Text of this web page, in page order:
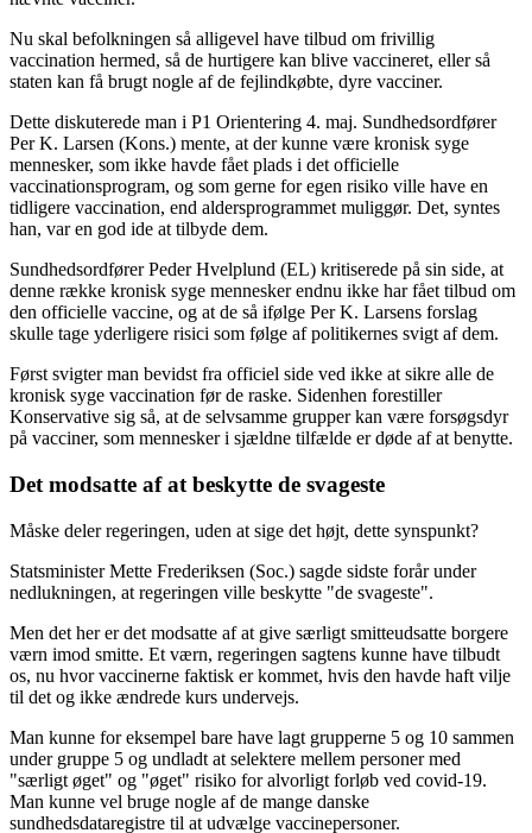
Nu skal befolkningen så alligevel have tilbud om frivillig
vaccination hermed, så de hurtigere kan blive vaccineret, eller så
staten kan få brugt nogle af de fejlindkøbte, dyre vacciner.
Dette diskuterede man i P1 Orientering 4. maj. Sundhedsordfører
Per K. Larsen (Kons.) mente, at der kunne være kronisk syge
mennesker, som ikke havde fået plads i det officielle
vaccinationsprogram, og som gerne for egen risiko ville have en
tidligere vaccination, end aldersprogrammet muliggør. Det, syntes
han, var en god ide at tilbyde dem.
Sundhedsordfører Peder Hvelplund (EL) kritiserede på sin side, at
denne række kronisk syge mennesker endnu ikke har fået tilbud om
den officielle vaccine, og at de så ifølge Per K. Larsens forslag
skulle tage yderligere risici som følge af politikernes svigt af dem.
Først svigter man bevidst fra officiel side ved ikke at sikre alle de
kronisk syge vaccination før de raske. Sidenhen forestiller
Konservative sig så, at de selvsamme grupper kan være forsøgsdyr
på vacciner, som mennesker i sjældne tilfælde er døde af at benytte.
Det modsatte af at beskytte de svageste
Måske deler regeringen, uden at sige det højt, dette synspunkt?
Statsminister Mette Frederiksen (Soc.) sagde sidste forår under
nedlukningen, at regeringen ville beskytte "de svageste".
Men det her er det modsatte af at give særligt smitteudsatte borgere
værn imod smitte. Et værn, regeringen sagtens kunne have tilbudt
os, nu hvor vaccinerne faktisk er kommet, hvis den havde haft vilje
til det og ikke ændrede kurs undervejs.
Man kunne for eksempel bare have lagt grupperne 5 og 10 sammen
under gruppe 5 og undladt at selektere mellem personer med
"særligt øget" og "øget" risiko for alvorligt forløb ved covid-19.
Man kunne vel bruge nogle af de mange danske
sundhedsdataregistre til at udvælge vaccinepersoner.